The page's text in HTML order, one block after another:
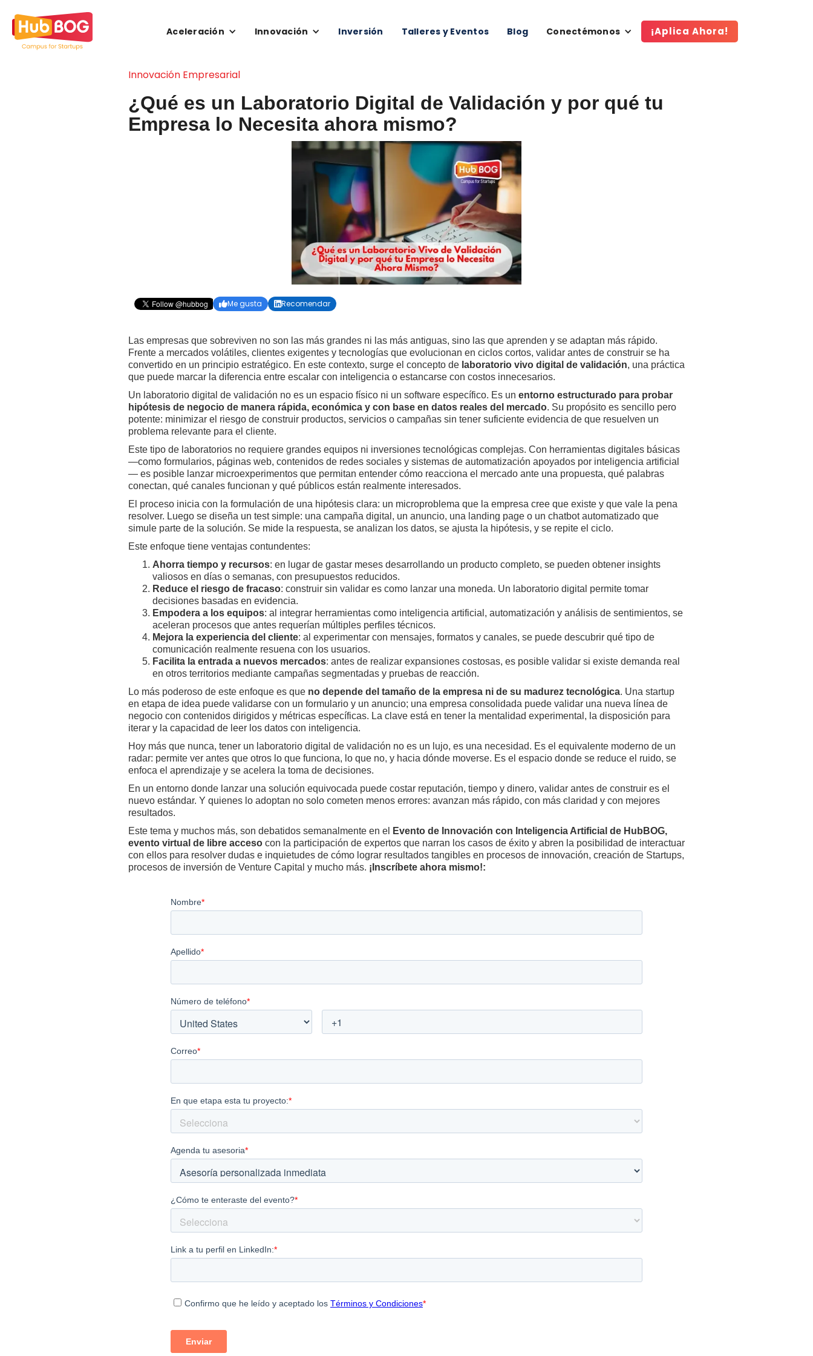
Aceleración Innovación Inversión Talleres y Eventos Blog Conectémonos ¡Aplica Ahora!
Innovación Empresarial
¿Qué es un Laboratorio Digital de Validación y por qué tu
Empresa lo Necesita ahora mismo?
Me gusta Recomendar
Las empresas que sobreviven no son las más grandes ni las más antiguas, sino las que aprenden y se adaptan más rápido.
Frente a mercados volátiles, clientes exigentes y tecnologías que evolucionan en ciclos cortos, validar antes de construir se ha
convertido en un principio estratégico. En este contexto, surge el concepto de laboratorio vivo digital de validación, una práctica
que puede marcar la diferencia entre escalar con inteligencia o estancarse con costos innecesarios.
Un laboratorio digital de validación no es un espacio físico ni un software específico. Es un entorno estructurado para probar
hipótesis de negocio de manera rápida, económica y con base en datos reales del mercado. Su propósito es sencillo pero
potente: minimizar el riesgo de construir productos, servicios o campañas sin tener suficiente evidencia de que resuelven un
problema relevante para el cliente.
Este tipo de laboratorios no requiere grandes equipos ni inversiones tecnológicas complejas. Con herramientas digitales básicas
—como formularios, páginas web, contenidos de redes sociales y sistemas de automatización apoyados por inteligencia artificial
— es posible lanzar microexperimentos que permitan entender cómo reacciona el mercado ante una propuesta, qué palabras
conectan, qué canales funcionan y qué públicos están realmente interesados.
El proceso inicia con la formulación de una hipótesis clara: un microproblema que la empresa cree que existe y que vale la pena
resolver. Luego se diseña un test simple: una campaña digital, un anuncio, una landing page o un chatbot automatizado que
simule parte de la solución. Se mide la respuesta, se analizan los datos, se ajusta la hipótesis, y se repite el ciclo.
Este enfoque tiene ventajas contundentes:
Ahorra tiempo y recursos: en lugar de gastar meses desarrollando un producto completo, se pueden obtener insights
valiosos en días o semanas, con presupuestos reducidos.
Reduce el riesgo de fracaso: construir sin validar es como lanzar una moneda. Un laboratorio digital permite tomar
decisiones basadas en evidencia.
Empodera a los equipos: al integrar herramientas como inteligencia artificial, automatización y análisis de sentimientos, se
aceleran procesos que antes requerían múltiples perfiles técnicos.
Mejora la experiencia del cliente: al experimentar con mensajes, formatos y canales, se puede descubrir qué tipo de
comunicación realmente resuena con los usuarios.
Facilita la entrada a nuevos mercados: antes de realizar expansiones costosas, es posible validar si existe demanda real
en otros territorios mediante campañas segmentadas y pruebas de reacción.
Lo más poderoso de este enfoque es que no depende del tamaño de la empresa ni de su madurez tecnológica. Una startup
en etapa de idea puede validarse con un formulario y un anuncio; una empresa consolidada puede validar una nueva línea de
negocio con contenidos dirigidos y métricas específicas. La clave está en tener la mentalidad experimental, la disposición para
iterar y la capacidad de leer los datos con inteligencia.
Hoy más que nunca, tener un laboratorio digital de validación no es un lujo, es una necesidad. Es el equivalente moderno de un
radar: permite ver antes que otros lo que funciona, lo que no, y hacia dónde moverse. Es el espacio donde se reduce el ruido, se
enfoca el aprendizaje y se acelera la toma de decisiones.
En un entorno donde lanzar una solución equivocada puede costar reputación, tiempo y dinero, validar antes de construir es el
nuevo estándar. Y quienes lo adoptan no solo cometen menos errores: avanzan más rápido, con más claridad y con mejores
resultados.
Este tema y muchos más, son debatidos semanalmente en el
Evento de Innovación con Inteligencia Artificial de HubBOG,
evento virtual de libre acceso con la participación de expertos que narran los casos de éxito y abren la posibilidad de interactuar
con ellos para resolver dudas e inquietudes de cómo lograr resultados tangibles en procesos de innovación, creación de Startups,
procesos de inversión de Venture Capital y mucho más. ¡Inscríbete ahora mismo!: